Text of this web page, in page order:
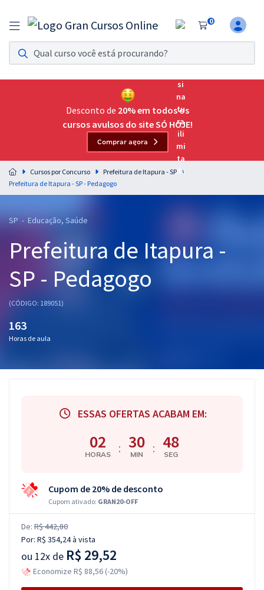
0
Assinatura Ilimitada 11
Acesso a todos os cursos. Teste grátis por 7 dias!
Assinatura OAB Até Passar
Acesso ilimitado a toda preparação para o Exame da
Residências Multiprofissionais
Preparação completa e intensiva para as principais
residências em saúde do Brasil
Cursos 20% OFF
Pós
Graduação
OAB
Conteúdo gratuito
Atendimento
Desconto de 20% em todos os
cursos avulsos do site SÓ HOJE!
Comprar agora
Cursos por Concurso
Prefeitura de Itapura - SP
Prefeitura de Itapura - SP - Pedagogo
SP - Educação, Saúde
Prefeitura de Itapura -
SP - Pedagogo
(CÓDIGO: 189051)
163
Horas de aula
ESSAS OFERTAS ACABAM EM:
02
HORAS : 30
MIN : 48
SEG
Cupom de 20% de desconto
Cupom ativado: GRAN20-OFF
De: R$ 442,80
Por: R$ 354,24à vista
ou 12x de R$ 29,52
Economize R$ 88,56 (-20%)